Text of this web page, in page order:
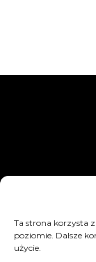
Ta strona korzysta
poziomie. Dalsze
użycie.
Jeśli jest na
która jakąś